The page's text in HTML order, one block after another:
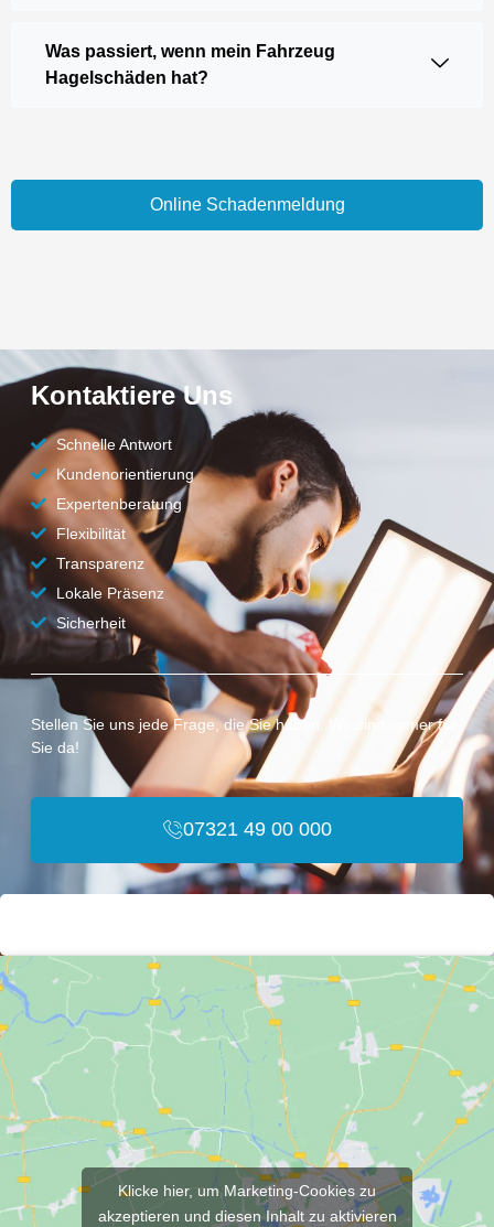
Was passiert, wenn mein Fahrzeug
Hagelschäden hat?
Online Schadenmeldung
Kontaktiere Uns
Schnelle Antwort
Kundenorientierung
Expertenberatung
Flexibilität
Transparenz
Lokale Präsenz
Sicherheit
Stellen Sie uns jede Frage, die Sie haben. Wir sind immer für
Sie da!
07321 49 00 000
Klicke hier, um Marketing-Cookies zu
akzeptieren und diesen Inhalt zu aktivieren